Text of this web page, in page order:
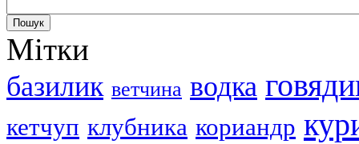
Мітки
базилик ветчина водка
кетчуп клубника кориандр